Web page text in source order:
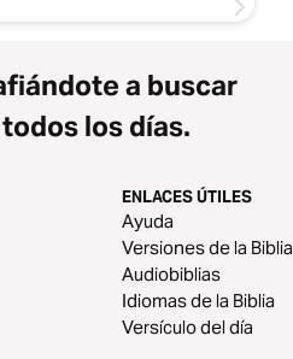
a buscar
los días.
ENLACES ÚTILES
Ayuda
Versiones de la Biblia
Audiobiblias
Idiomas de la Biblia
Versículo del día